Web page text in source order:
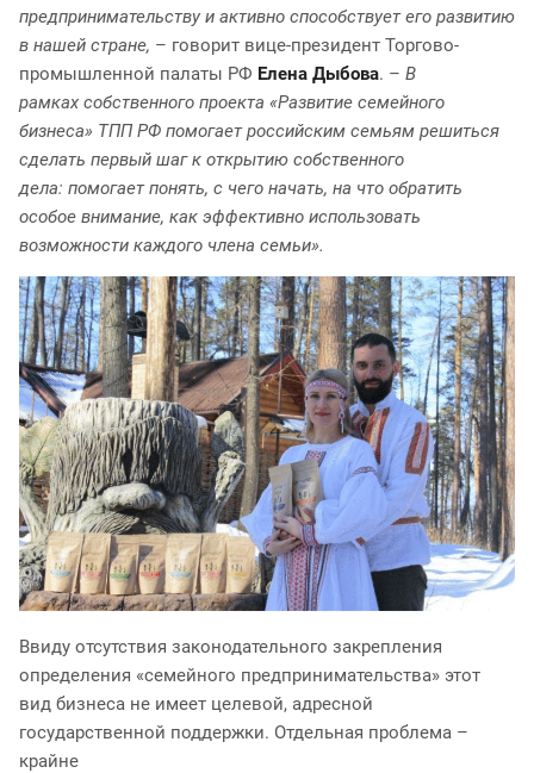
предпринимательству и активно способствует его развитию
в нашей стране, – говорит вице-президент Торгово-
промышленной палаты РФ Елена Дыбова. – В
рамках собственного проекта «Развитие семейного
бизнеса» ТПП РФ помогает российским семьям решиться
сделать первый шаг к открытию собственного
дела: помогает понять, с чего начать, на что обратить
особое внимание, как эффективно использовать
возможности каждого члена семьи».
Ввиду отсутствия законодательного закрепления
определения «семейного предпринимательства» этот
вид бизнеса не имеет целевой, адресной
государственной поддержки. Отдельная проблема –
крайне